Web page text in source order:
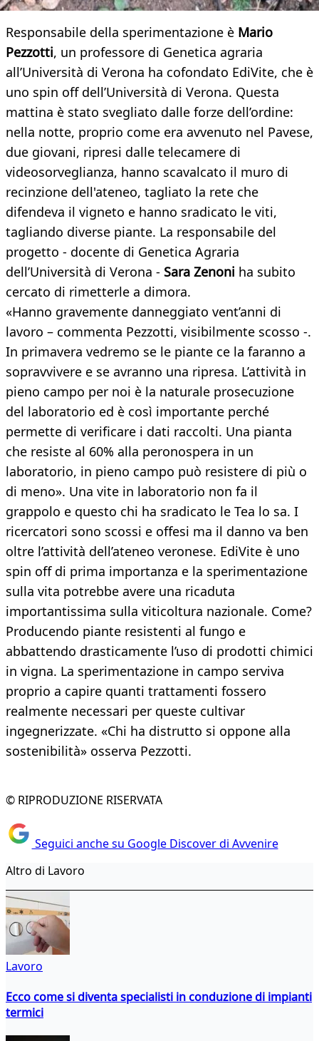
Responsabile della sperimentazione è Mario
Pezzotti, un professore di Genetica agraria
all’Università di Verona ha cofondato EdiVite, che è
uno spin off dell’Università di Verona. Questa
mattina è stato svegliato dalle forze dell’ordine:
nella notte, proprio come era avvenuto nel Pavese,
due giovani, ripresi dalle telecamere di
videosorveglianza, hanno scavalcato il muro di
recinzione dell'ateneo, tagliato la rete che
difendeva il vigneto e hanno sradicato le viti,
tagliando diverse piante. La responsabile del
progetto - docente di Genetica Agraria
dell’Università di Verona - Sara Zenoni ha subito
cercato di rimetterle a dimora.
«Hanno gravemente danneggiato vent’anni di
lavoro – commenta Pezzotti, visibilmente scosso -.
In primavera vedremo se le piante ce la faranno a
sopravvivere e se avranno una ripresa. L’attività in
pieno campo per noi è la naturale prosecuzione
del laboratorio ed è così importante perché
permette di verificare i dati raccolti. Una pianta
che resiste al 60% alla peronospera in un
laboratorio, in pieno campo può resistere di più o
di meno». Una vite in laboratorio non fa il
grappolo e questo chi ha sradicato le Tea lo sa. I
ricercatori sono scossi e offesi ma il danno va ben
oltre l’attività dell’ateneo veronese. EdiVite è uno
spin off di prima importanza e la sperimentazione
sulla vita potrebbe avere una ricaduta
importantissima sulla viticoltura nazionale. Come?
Producendo piante resistenti al fungo e
abbattendo drasticamente l’uso di prodotti chimici
in vigna. La sperimentazione in campo serviva
proprio a capire quanti trattamenti fossero
realmente necessari per queste cultivar
ingegnerizzate. «Chi ha distrutto si oppone alla
sostenibilità» osserva Pezzotti.
© RIPRODUZIONE RISERVATA
Seguici anche su Google Discover di Avvenire
Altro di Lavoro
Lavoro
Ecco come si diventa specialisti in conduzione di impianti
termici